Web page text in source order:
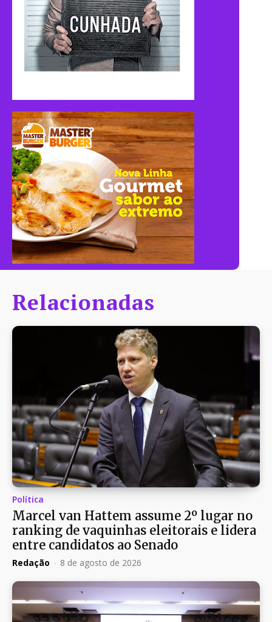
Relacionadas
Política
Marcel van Hattem assume 2º lugar no
ranking de vaquinhas eleitorais e lidera
entre candidatos ao Senado
Redação - 8 de agosto de 2026